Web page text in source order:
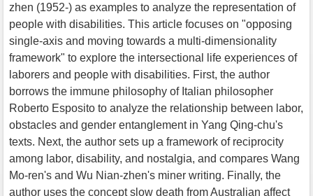
zhen (1952-) as examples to analyze the representation of
people with disabilities. This article focuses on "opposing
single-axis and moving towards a multi-dimensionality
framework" to explore the intersectional life experiences of
laborers and people with disabilities. First, the author
borrows the immune philosophy of Italian philosopher
Roberto Esposito to analyze the relationship between labor,
obstacles and gender entanglement in Yang Qing-chu's
texts. Next, the author sets up a framework of reciprocity
among labor, disability, and nostalgia, and compares Wang
Mo-ren's and Wu Nian-zhen's miner writing. Finally, the
author uses the concept slow death from Australian affect